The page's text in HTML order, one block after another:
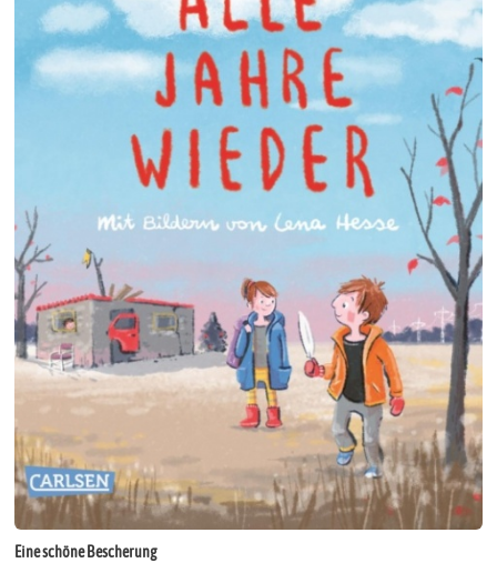
Eine schöne Bescherung